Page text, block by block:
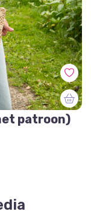
patroon)